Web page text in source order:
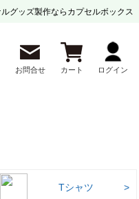
グッズ製作ならカプセルボックス
お問合せ カート ログイン
Tシャツ